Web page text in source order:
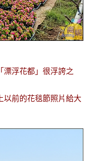
漂浮花都」很浮誇之
以前的花毯節照片給大